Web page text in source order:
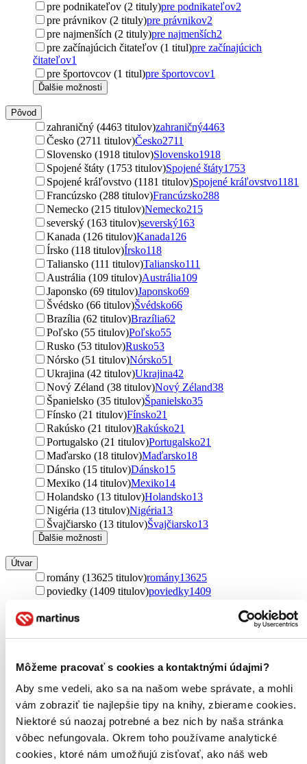
Môžeme pracovať s cookies a kontaktnými údajmi?
Aby sme vedeli, ako sa na našom webe správate, a mohli
vám zobraziť tie najlepšie tipy na knihy, zbierame cookies.
Niektoré sú naozaj potrebné a bez nich by naša stránka
vôbec nefungovala. Okrem toho používame analytické
cookies, ktoré nám umožňujú zisťovať, ako náš web
pre podnikateľov (2 tituly)pre podnikateľov2
pre právnikov (2 tituly)pre právnikov2
pre najmenších (2 tituly)pre najmenších2
pre začínajúcich čitateľov (1 titul)pre začínajúcich
čitateľov1
pre športovcov (1 titul)pre športovcov1
Ďalšie možnosti
Pôvod
zahraničný (4463 titulov)zahraničný4463
Česko (2711 titulov)Česko2711
Slovensko (1918 titulov)Slovensko1918
Spojené štáty (1753 titulov)Spojené štáty1753
Spojené kráľovstvo (1181 titulov)Spojené kráľovstvo1181
Francúzsko (288 titulov)Francúzsko288
Nemecko (215 titulov)Nemecko215
severský (163 titulov)severský163
Kanada (126 titulov)Kanada126
Írsko (118 titulov)Írsko118
Taliansko (111 titulov)Taliansko111
Austrália (109 titulov)Austrália109
Japonsko (69 titulov)Japonsko69
Švédsko (66 titulov)Švédsko66
Brazília (62 titulov)Brazília62
Poľsko (55 titulov)Poľsko55
Rusko (53 titulov)Rusko53
Nórsko (51 titulov)Nórsko51
Ukrajina (42 titulov)Ukrajina42
Nový Zéland (38 titulov)Nový Zéland38
Španielsko (35 titulov)Španielsko35
Fínsko (21 titulov)Fínsko21
Rakúsko (21 titulov)Rakúsko21
Portugalsko (21 titulov)Portugalsko21
Maďarsko (18 titulov)Maďarsko18
Dánsko (15 titulov)Dánsko15
Mexiko (14 titulov)Mexiko14
Holandsko (13 titulov)Holandsko13
Nigéria (13 titulov)Nigéria13
Švajčiarsko (13 titulov)Švajčiarsko13
Ďalšie možnosti
Útvar
romány (13625 titulov)romány13625
poviedky (1409 titulov)poviedky1409
novela (90 titulov)
esej (18 titulov) esej18
úvahy (17 titulov)úvahy17
mýty (14 titulov)mýty 14
postrehy (13 titulov)
postrehy
rozhovory (10 titulov)rozhovory10
scenáre (8 titulov)scenáre8
fotografická publikácia (6 titulov)fotografická publikácia